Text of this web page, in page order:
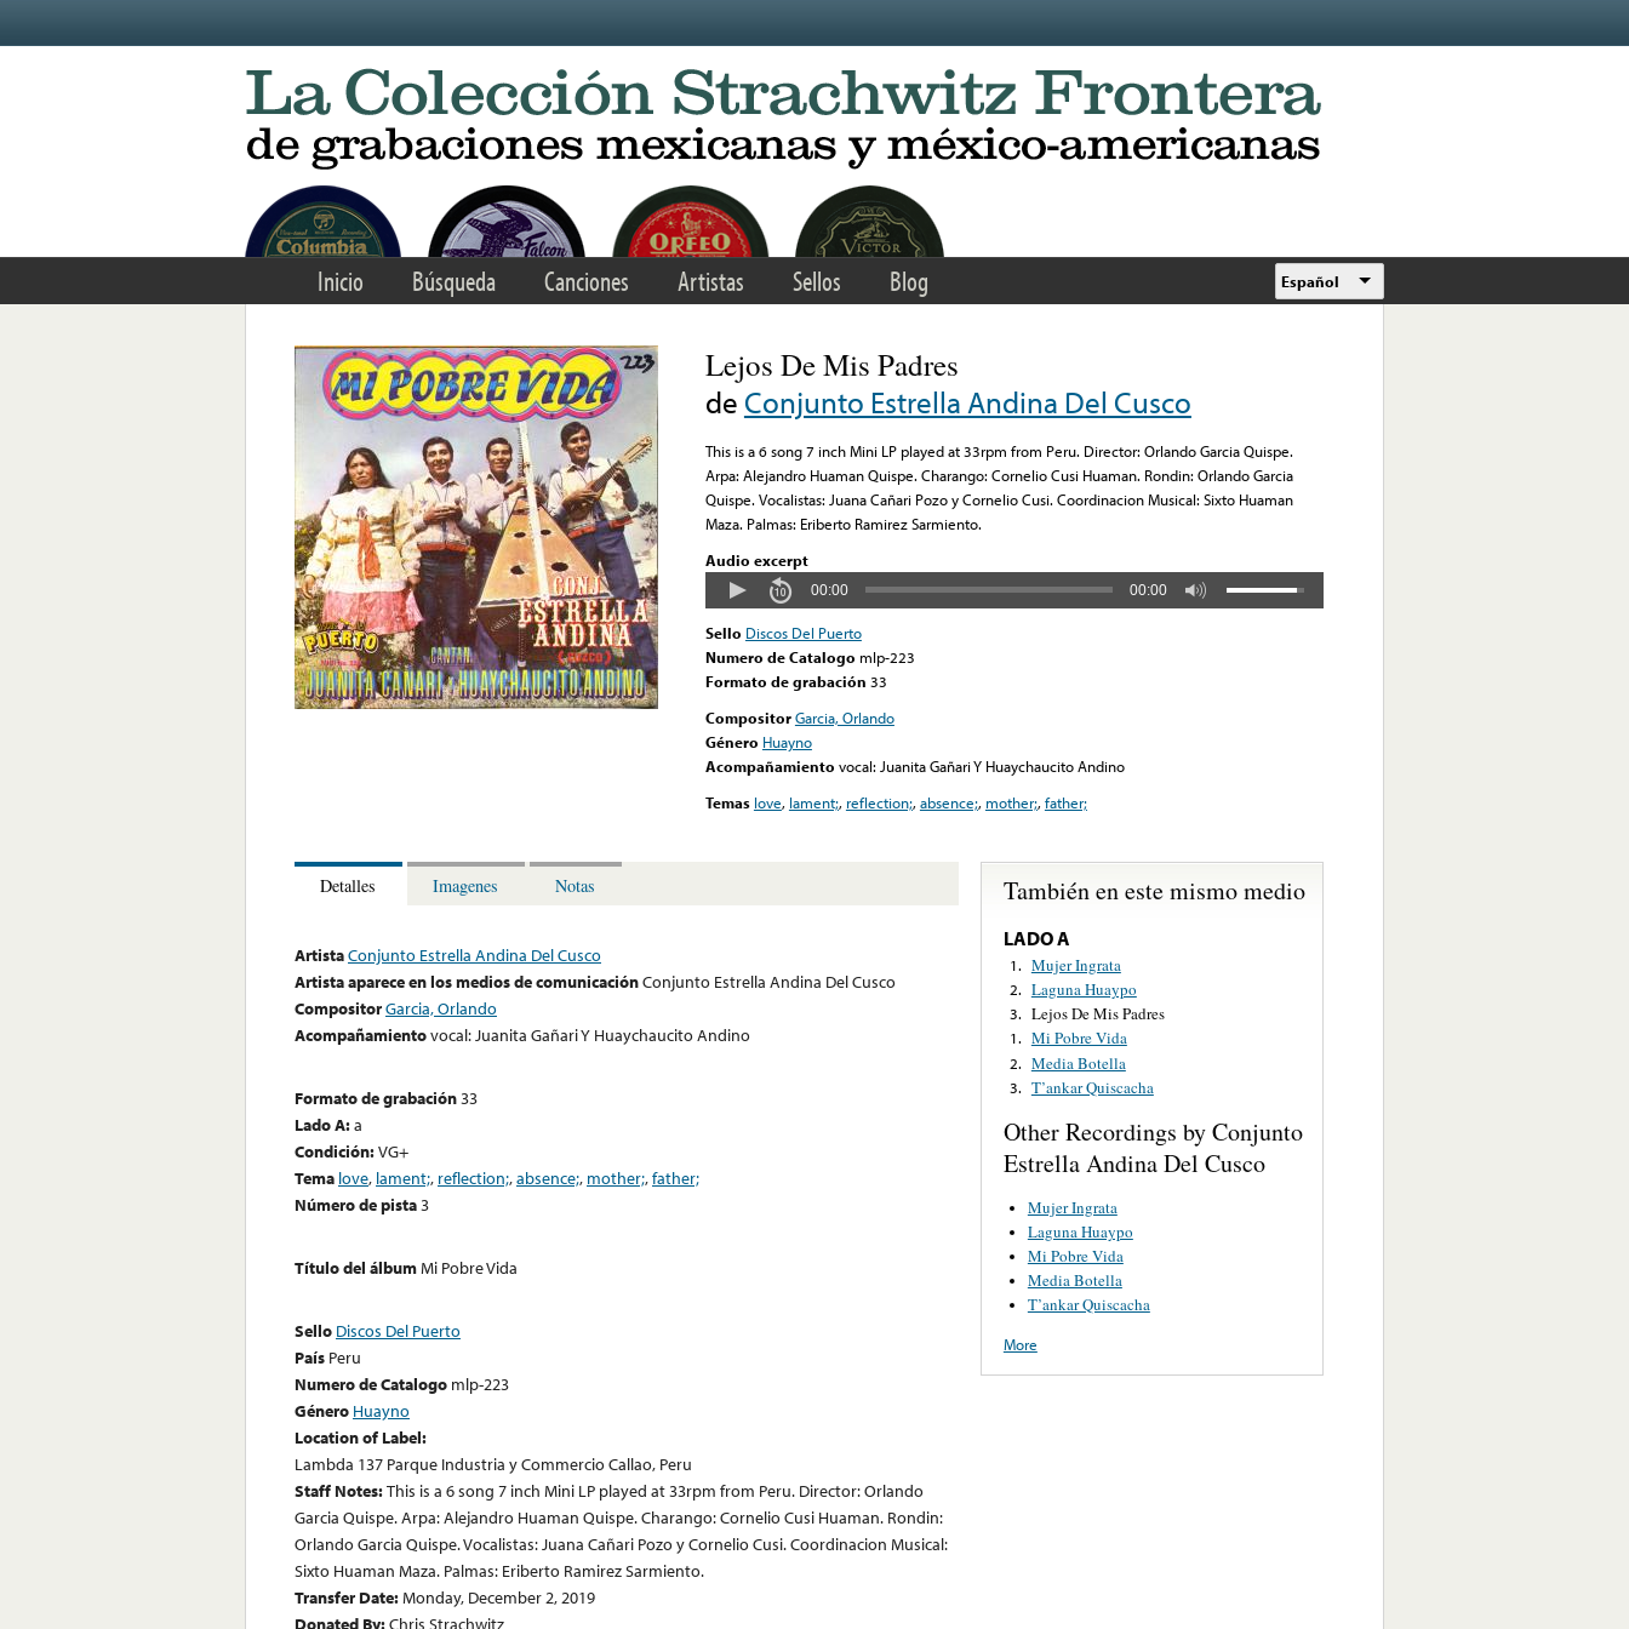
Inicio Búsqueda Canciones Artistas Sellos Blog Español
Lejos De Mis Padres
de Conjunto Estrella Andina Del Cusco
This is a 6 song 7 inch Mini LP played at 33rpm from Peru. Director: Orlando Garcia Quispe.
Arpa: Alejandro Huaman Quispe. Charango: Cornelio Cusi Huaman. Rondin: Orlando Garcia
Quispe. Vocalistas: Juana Cañari Pozo y Cornelio Cusi. Coordinacion Musical: Sixto Huaman
Maza. Palmas: Eriberto Ramirez Sarmiento.
Audio excerpt
00:00 00:00
Sello Discos Del Puerto
Numero de Catalogo mlp-223
Formato de grabación 33
CompositorGarcia, Orlando
Género Huayno
Acompañamiento vocal: Juanita Gañari Y Huaychaucito Andino
Temas love, lament;, reflection;,absence;, mother;,father;
Detalles Imagenes Notas
ArtistaConjunto Estrella Andina Del Cusco
Artista aparece en los medios de comunicaciónConjunto Estrella Andina Del Cusco
CompositorGarcia, Orlando
Acompañamientovocal: Juanita Gañari Y Huaychaucito Andino
Formato de grabación33
Lado A:a
Condición:VG+
Tema love, lament;, reflection;,absence;, mother;,father;
Número de pista3
Título del álbumMi Pobre Vida
Sello Discos Del Puerto
País Peru
Numero de Catalogo mlp-223
Género Huayno
Location of Label:
Lambda 137 Parque Industria y Commercio Callao, Peru
Staff Notes:This is a 6 song 7 inch Mini LP played at 33rpm from Peru. Director: Orlando
Garcia Quispe. Arpa: Alejandro Huaman Quispe. Charango: Cornelio Cusi Huaman. Rondin:
Orlando Garcia Quispe. Vocalistas: Juana Cañari Pozo y Cornelio Cusi. Coordinacion Musical:
Sixto Huaman Maza. Palmas: Eriberto Ramirez Sarmiento.
Transfer Date:Monday, December 2, 2019
Donated By:Chris Strachwitz
También en este mismo medio
LADO A
1. Mujer Ingrata
2. Laguna Huaypo
3. Lejos De Mis Padres
1. Mi Pobre Vida
2. Media Botella
3. T’ankar Quiscacha
Other Recordings by Conjunto
Estrella Andina Del Cusco
Mujer Ingrata
Laguna Huaypo
Mi Pobre Vida
Media Botella
T’ankar Quiscacha
More